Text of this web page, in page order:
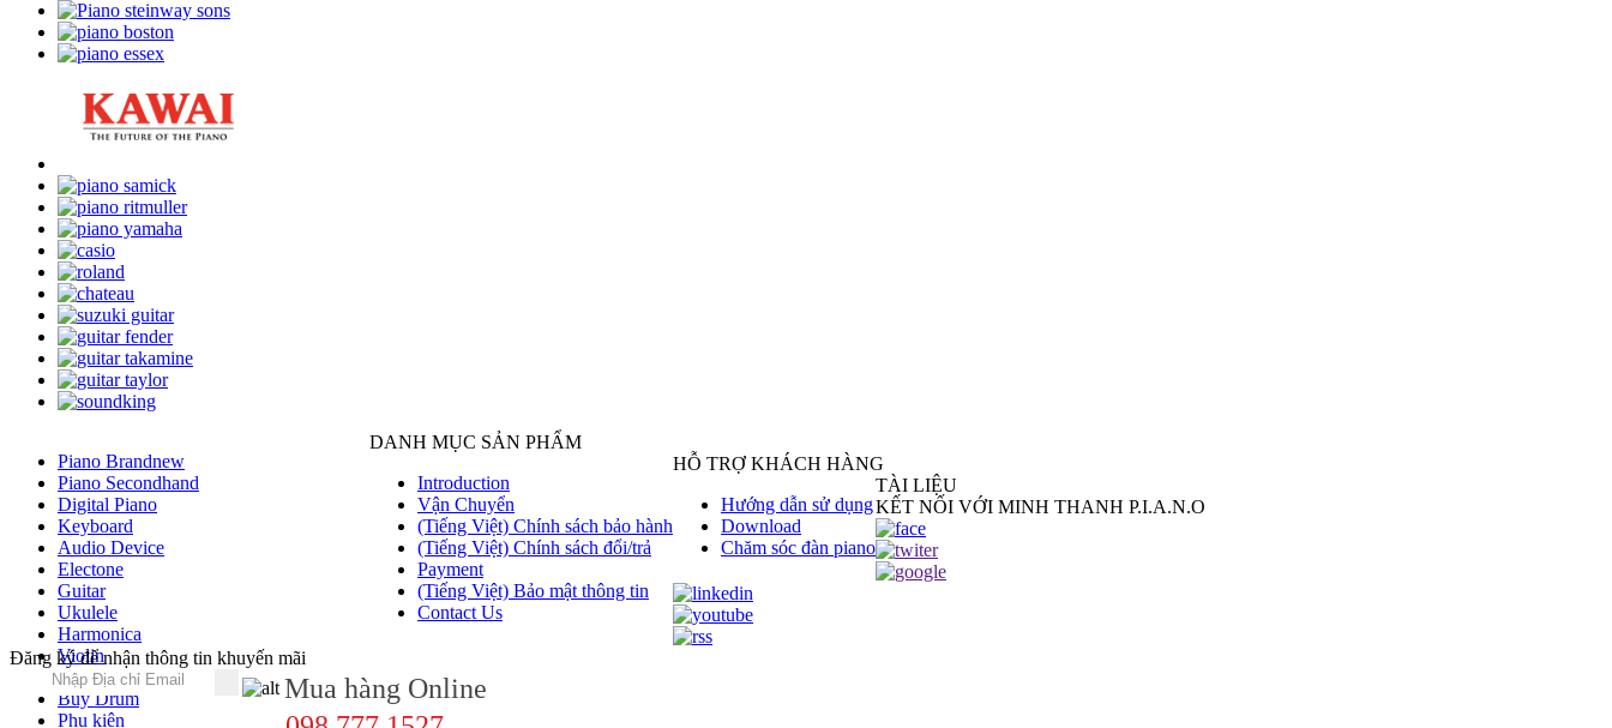
DANH MỤC SẢN PHẨM
Piano Brandnew
Piano Secondhand
Digital Piano
Keyboard
Audio Device
Electone
Guitar
Ukulele
Harmonica
Violin
Saxophone
Buy Drum
Phụ kiện
HỖ TRỢ KHÁCH HÀNG
Introduction
Vận Chuyển
(Tiếng Việt) Chính sách bảo hành
(Tiếng Việt) Chính sách đổi/trả
Payment
(Tiếng Việt) Bảo mật thông tin
Contact Us
TÀI LIỆU
Hướng dẫn sử dụng
Download
Chăm sóc đàn piano
KẾT NỐI VỚI MINH THANH P.I.A.N.O
Đăng ký để nhận thông tin khuyến mãi
Mua hàng Online